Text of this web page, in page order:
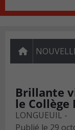
Brillante
le Collège
LONGUEUIL -
Publié le 29